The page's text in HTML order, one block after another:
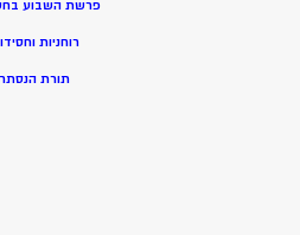
פרשת השבוע
רוחניות
תורת הנסתר